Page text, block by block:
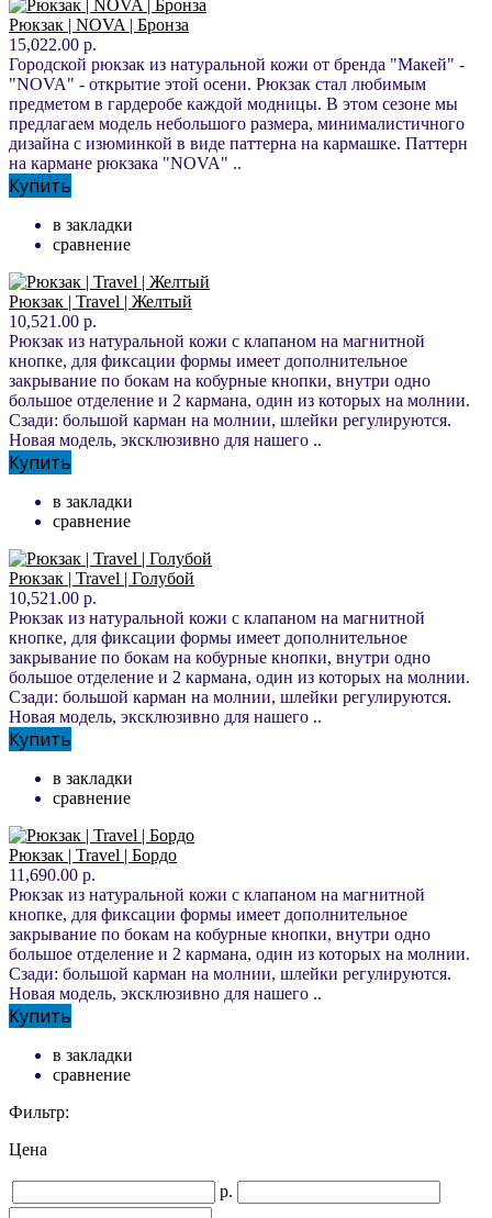
Рюкзак | NOVA | Бронза
15,022.00 р.
Городской рюкзак из натуральной кожи от бренда "Макей" -
"NOVA" - открытие этой осени. Рюкзак стал любимым
предметом в гардеробе каждой модницы. В этом сезоне мы
предлагаем модель небольшого размера, минималистичного
дизайна с изюминкой в виде паттерна на кармашке. Паттерн
на кармане рюкзака "NOVA" ..
Купить
в закладки
сравнение
Рюкзак | Travel | Желтый
10,521.00 р.
Рюкзак из натуральной кожи с клапаном на магнитной
кнопке, для фиксации формы имеет дополнительное
закрывание по бокам на кобурные кнопки, внутри одно
большое отделение и 2 кармана, один из которых на молнии.
Сзади: большой карман на молнии, шлейки регулируются.
Новая модель, эксклюзивно для нашего ..
Купить
в закладки
сравнение
Рюкзак | Travel | Голубой
10,521.00 р.
Рюкзак из натуральной кожи с клапаном на магнитной
кнопке, для фиксации формы имеет дополнительное
закрывание по бокам на кобурные кнопки, внутри одно
большое отделение и 2 кармана, один из которых на молнии.
Сзади: большой карман на молнии, шлейки регулируются.
Новая модель, эксклюзивно для нашего ..
Купить
в закладки
сравнение
Рюкзак | Travel | Бордо
11,690.00 р.
Рюкзак из натуральной кожи с клапаном на магнитной
кнопке, для фиксации формы имеет дополнительное
закрывание по бокам на кобурные кнопки, внутри одно
большое отделение и 2 кармана, один из которых на молнии.
Сзади: большой карман на молнии, шлейки регулируются.
Новая модель, эксклюзивно для нашего ..
Купить
в закладки
сравнение
Фильтр:
Цена
р.